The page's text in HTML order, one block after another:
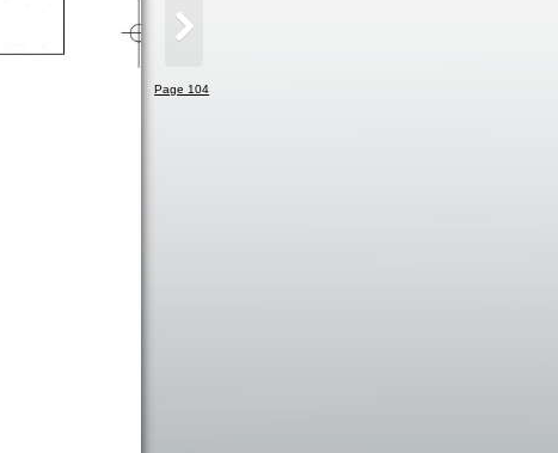
Page 104